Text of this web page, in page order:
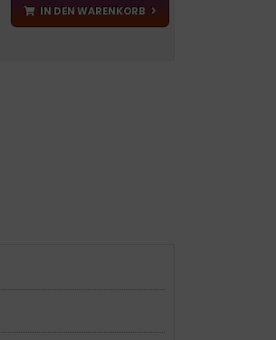
IN DEN WARENKORB